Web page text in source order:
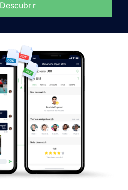
Descubrir